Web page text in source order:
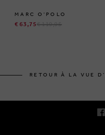
MARC O'POLO
€ 63,75€ 119,95
RETOUR À LA VUE